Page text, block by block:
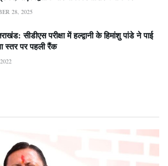
28, 2025
सीडीएस परीक्षा में हल्द्वानी के हिमांशु पांडे ने पाई
स्तर पर पहली रैंक